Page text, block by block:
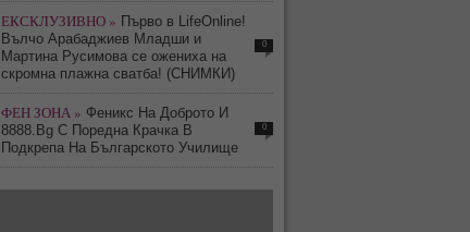
ЕКСКЛУЗИВНО » Първо в LifeOnline!
Вълчо Арабаджиев Младши и
Мартина Русимова сe oжениха на
скромна плажна сватба! (СНИМКИ)
0
ФЕН ЗОНА » Феникс На Доброто И
8888.Bg С Поредна Крачка В
Подкрепа На Българското Училище
0